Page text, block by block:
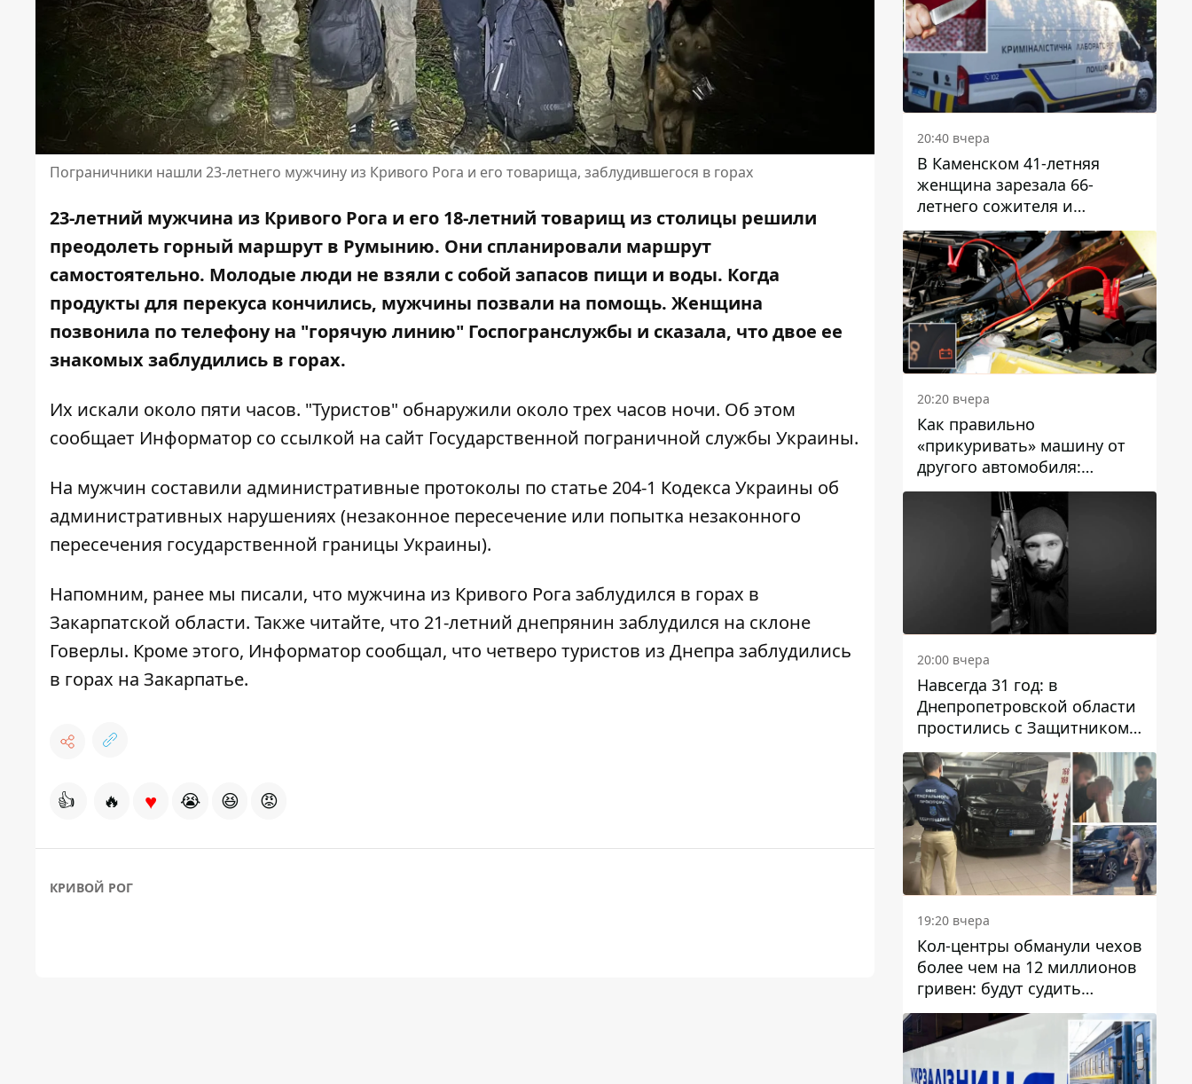
Пограничники нашли 23-летнего мужчину из Кривого Рога и его товарища, заблудившегося в горах
23-летний мужчина из Кривого Рога и его 18-летний товарищ из столицы решили
преодолеть горный маршрут в Румынию. Они спланировали маршрут
самостоятельно. Молодые люди не взяли с собой запасов пищи и воды. Когда
продукты для перекуса кончились, мужчины позвали на помощь. Женщина
позвонила по телефону на "горячую линию" Госпогранслужбы и сказала, что двое ее
знакомых заблудились в горах.
Их искали около пяти часов. "Туристов" обнаружили около трех часов ночи. Об этом
сообщает Информатор со ссылкой на сайт Государственной пограничной службы Украины.
На мужчин составили административные протоколы по статье 204-1 Кодекса Украины об
административных нарушениях (незаконное пересечение или попытка незаконного
пересечения государственной границы Украины).
Напомним, ранее мы писали, что мужчина из Кривого Рога заблудился в горах в
Закарпатской области. Также читайте, что 21-летний днепрянин заблудился на склоне
Говерлы. Кроме этого, Информатор сообщал, что четверо туристов из Днепра заблудились
в горах на Закарпатье.
👍 🔥 ♥ 😭 😆 😡
КРИВОЙ РОГ
20:40 вчера
В Каменском 41-летняя
женщина зарезала 66-
летнего сожителя и
пыталась обмануть
полицейских
20:20 вчера
Как правильно
«прикуривать» машину от
другого автомобиля:
инструкция для водителей
20:00 вчера
Навсегда 31 год: в
Днепропетровской области
простились с Защитником
Александром Репиным
19:20 вчера
Кол-центры обманули чехов
более чем на 12 миллионов
гривен: будут судить
днепрянина,
организовавшего
транснациональную
преступную организацию